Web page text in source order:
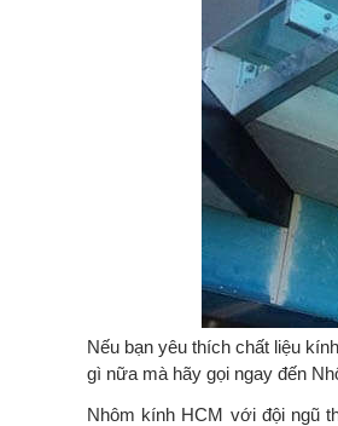
Nếu bạn yêu thích chất liệu
gì nữa mà hãy gọi ngay đến
Nhôm kính HCM với đội ngũ